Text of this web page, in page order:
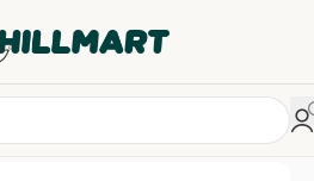
/クイーン 1 1/4